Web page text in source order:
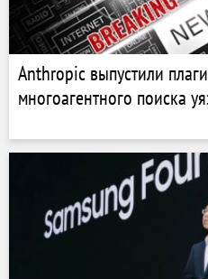
Anthropic выпустили
многоагентного поиска